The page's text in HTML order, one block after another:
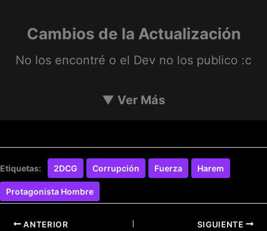
Cambios de la Actualización
No los encontré o el Dev no los publico :c
▼ Ver Más
Etiquetas: 2DCG Corrupción Fuerza Harem
Protagonista Hombre
ANTERIOR SIGUIENTE